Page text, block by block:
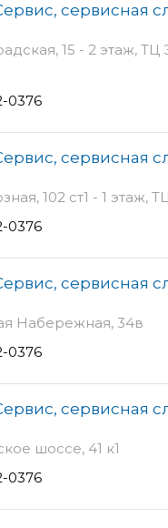
сервисная
15 - 2 этаж,
0376
сервисная
102 ст1 - 1 этаж,
0376
сервисная
Набережная, 34в
0376
сервисная
шоссе, 41 к1
0376